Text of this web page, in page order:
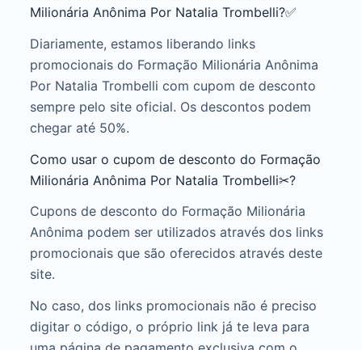
Milionária Anônima Por Natalia Trombelli?✅
Diariamente, estamos liberando links
promocionais do Formação Milionária Anônima
Por Natalia Trombelli com cupom de desconto
sempre pelo site oficial. Os descontos podem
chegar até 50%.
Como usar o cupom de desconto do Formação
Milionária Anônima Por Natalia Trombelli✂?
Cupons de desconto do Formação Milionária
Anônima podem ser utilizados através dos links
promocionais que são oferecidos através deste
site.
No caso, dos links promocionais não é preciso
digitar o código, o próprio link já te leva para